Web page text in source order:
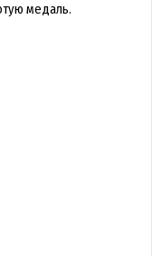
медаль.